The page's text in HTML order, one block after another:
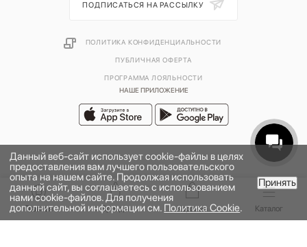
В КОРЗИНУ
НАШЕ ПРИЛОЖЕНИЕ
ПОДПИСАТЬСЯ НА РАССЫЛКУ
ПОЛИТИКА КОНФИДЕНЦИАЛЬНОСТИ
ПУБЛИЧНАЯ ОФЕРТА
ПРОГРАММА ЛОЯЛЬНОСТИ
2026 © УНИВЕРМАГ БОЛЬШОЙ | ООО "НЬЮ МАРКЕТ"
Данный веб-сайт использует cookie-файлы в целях
предоставления вам лучшего пользовательского
опыта на нашем сайте. Продолжая использовать
данный сайт, вы соглашаетесь с использованием
нами cookie-файлов. Для получения
дополнительной информации см. Политика Cookie.
Принять
Главная Бренды Корзина Каталог